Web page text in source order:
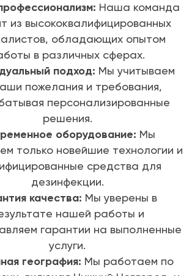
Наша команда
из высококвалифицированных
обладающих опытом
в различных сферах.
подход: Мы учитываем
пожелания и требования,
персонализированные
решения.
оборудование: Мы
только новейшие технологии и
средства для
дезинфекции.
качества: Мы уверены в
нашей работы и
гарантии на выполненные
услуги.
география: Мы работаем по